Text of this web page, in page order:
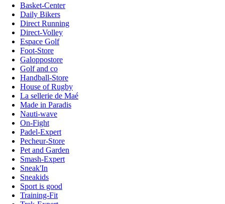
Basket-Center
Daily Bikers
Direct Running
Direct-Volley
Espace Golf
Foot-Store
Galoppostore
Golf and co
Handball-Store
House of Rugby
La sellerie de Maé
Made in Paradis
Nauti-wave
On-Fight
Padel-Expert
Pecheur-Store
Pet and Garden
Smash-Expert
Sneak'In
Sneakids
Sport is good
Training-Fit